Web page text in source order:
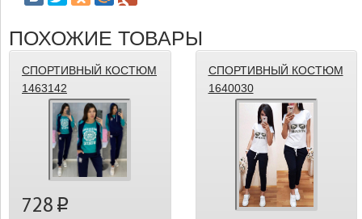
ПОХОЖИЕ ТОВАРЫ
СПОРТИВНЫЙ КОСТЮМ
1463142
728 p
СПОРТИВНЫЙ КОСТЮМ
1640030